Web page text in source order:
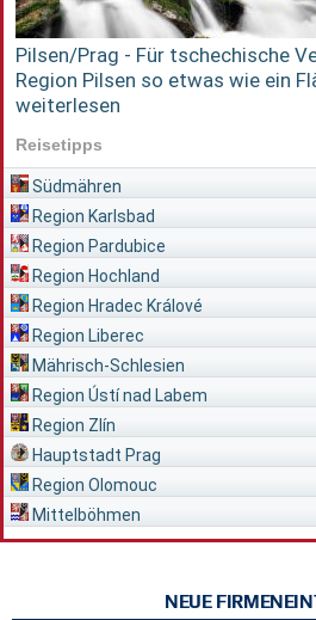
Pilsen/Prag - Für tschechische
Region Pilsen so etwas wie ein
weiterlesen
Reisetipps
Südmähren
Region Karlsbad
Region Pardubice
Region Hochland
Region Hradec Králové
Region Liberec
Mährisch-Schlesien
Region Ústí nad Labem
Region Zlín
Hauptstadt Prag
Region Olomouc
Mittelböhmen
NEUE